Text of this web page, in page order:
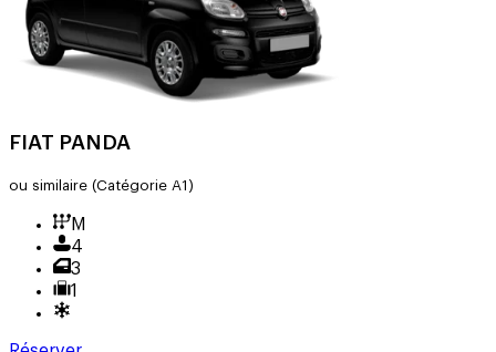
FIAT PANDA
ou similaire (Catégorie A1)
M
4
3
1